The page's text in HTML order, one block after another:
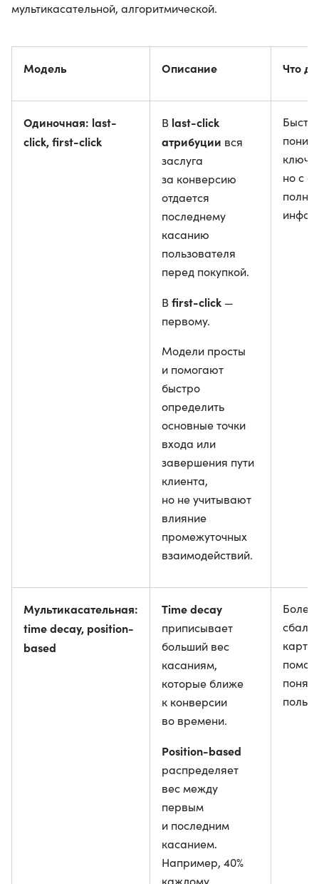
мультикасательной, алгоритмической.
Модель Описание Что
Одиночная: last-
click, first-click
В last-click
атрибуции вся
заслуга
за конверсию
отдается
последнему
касанию
пользователя
перед покупкой.
Вfirst-click —
первому.
Модели просты
и помогают
быстро
определить
основные точки
входа или
завершения пути
клиента,
но не учитывают
влияние
промежуточных
взаимодействий.
но с
Мультикасательная:
time decay, position-
based
Time decay
приписывает
больший вес
касаниям,
которые ближе
к конверсии
во времени.
Position-based
распределяет
вес между
первым
и последним
касанием.
Например, 40%
каждому,
Более